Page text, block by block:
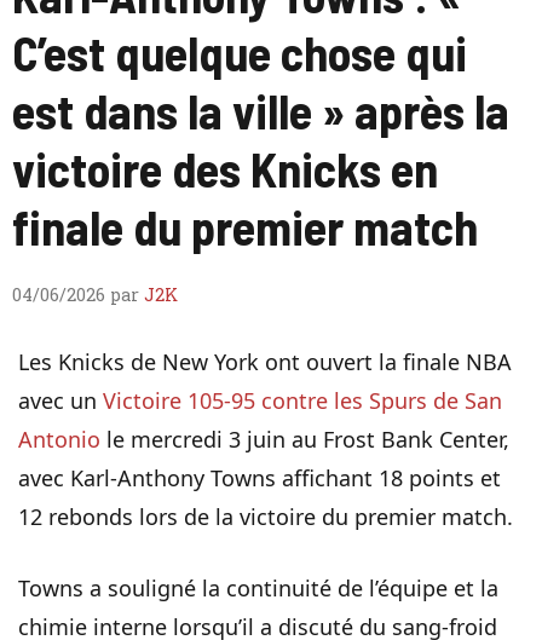
C’est quelque chose qui
est dans la ville » après la
victoire des Knicks en
finale du premier match
04/06/2026 par J2K
Les Knicks de New York ont ​​ouvert la finale NBA
avec un Victoire 105-95 contre les Spurs de San
Antonio le mercredi 3 juin au Frost Bank Center,
avec Karl-Anthony Towns affichant 18 points et
12 rebonds lors de la victoire du premier match.
Towns a souligné la continuité de l’équipe et la
chimie interne lorsqu’il a discuté du sang-froid